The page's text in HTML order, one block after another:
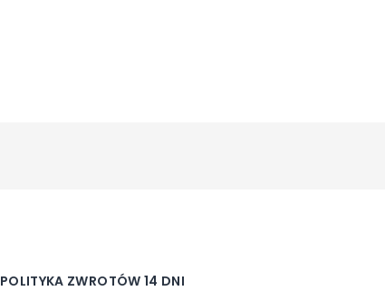
POLITYKA ZWROTÓW 14 DNI